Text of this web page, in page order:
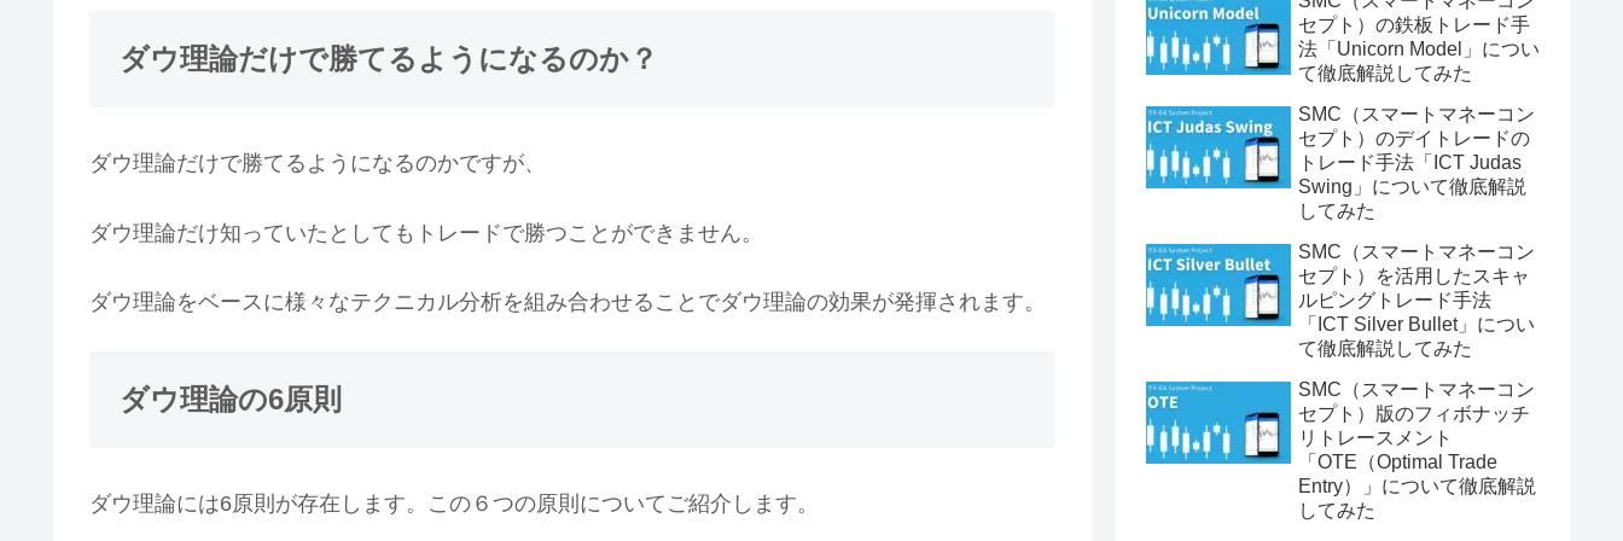
ダウ理論だけで勝てるようになるのか？
ダウ理論だけで勝てるようになるのかですが、
ダウ理論だけ知っていたとしてもトレードで勝つことができません。
ダウ理論をベースに様々なテクニカル分析を組み合わせることでダウ理論の効果が発揮されます。
ダウ理論の6原則
ダウ理論には6原則が存在します。この６つの原則についてご紹介します。
セプト）の鉄板トレード手
法「Unicorn Model」につい
て徹底解説してみた
SMC（スマートマネーコン
セプト）のデイトレードの
トレード手法「ICT Judas
Swing」について徹底解説
してみた
SMC（スマートマネーコン
セプト）を活用したスキャ
ルピングトレード手法
「ICT Silver Bullet」につい
て徹底解説してみた
SMC（スマートマネーコン
セプト）版のフィボナッチ
リトレースメント
「OTE（Optimal Trade
Entry）」について徹底解説
してみた